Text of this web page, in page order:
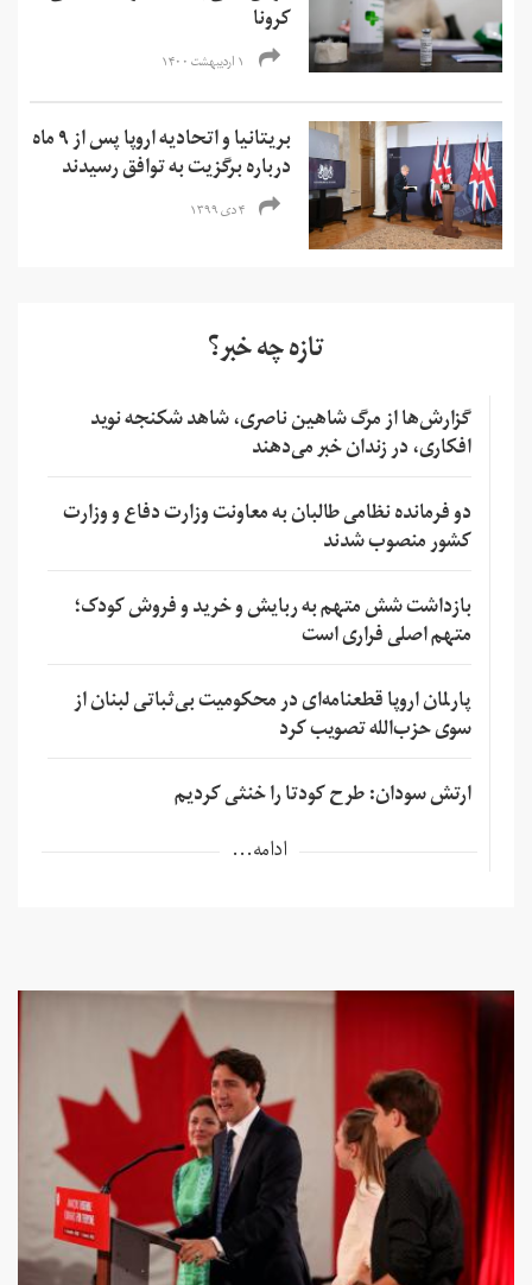
کرونا
۱ اردیبهشت ۱۴۰۰
بریتانیا و اتحادیه اروپا پس از ۹ ماه
درباره برگزیت به توافق رسیدند
۴ دی ۱۳۹۹
تازه چه خبر؟
گزارش‌ها از مرگ شاهین ناصری، شاهد شکنجه نوید
افکاری، در زندان خبر می‌دهند
دو فرمانده نظامی طالبان به معاونت وزارت دفاع و وزارت
کشور منصوب شدند
بازداشت شش متهم به ربایش و خرید و فروش کودک؛
متهم اصلی فراری است
پارلمان اروپا قطعنامه‌ای در محکومیت بی‌ثباتی لبنان از
سوی حزب‌الله تصویب کرد
ارتش سودان: طرح کودتا را خنثی کردیم
ادامه...